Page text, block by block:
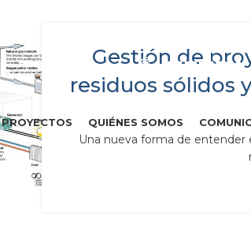
PROYECTOS QUIÉNES SOMOS
Gestión de
residuos sólidos
Una nueva forma de entender